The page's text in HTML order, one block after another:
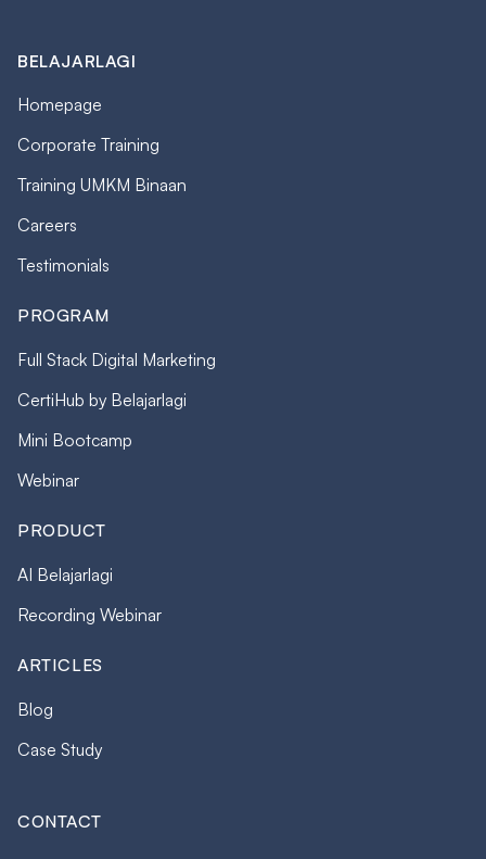
BELAJARLAGI
Homepage
Corporate Training
Training UMKM Binaan
Careers
Testimonials
PROGRAM
Full Stack Digital Marketing
CertiHub by Belajarlagi
Mini Bootcamp
Webinar
PRODUCT
AI Belajarlagi
Recording Webinar
ARTICLES
Blog
Case Study
CONTACT